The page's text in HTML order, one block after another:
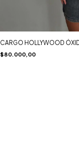
CARGO HOLLYWOOD
$80.000,00